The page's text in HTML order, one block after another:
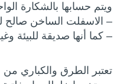
ويتم حسابها بالشكارة الواحدة ( حيث تسع الشكارة
– الاسفلت الساخن صالح لمدة 6 شهور من تاريخ التصنيع ، حيث يمكن استخدامه
– كما أنها صديقة للبيئة
تعتبر الطرق والكباري